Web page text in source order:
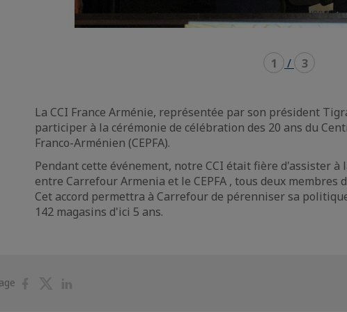
1 / 3
La CCI France Arménie, représentée par son président
participer à la cérémonie de célébration des 20 ans du
Franco-Arménien (CEPFA).
Pendant cette événement, notre CCI était fière d'assister à
entre Carrefour Armenia et le CEPFA , tous deux membres
Cet accord permettra à Carrefour de pérenniser sa
142 magasins d'ici 5 ans.
PartagerPartager